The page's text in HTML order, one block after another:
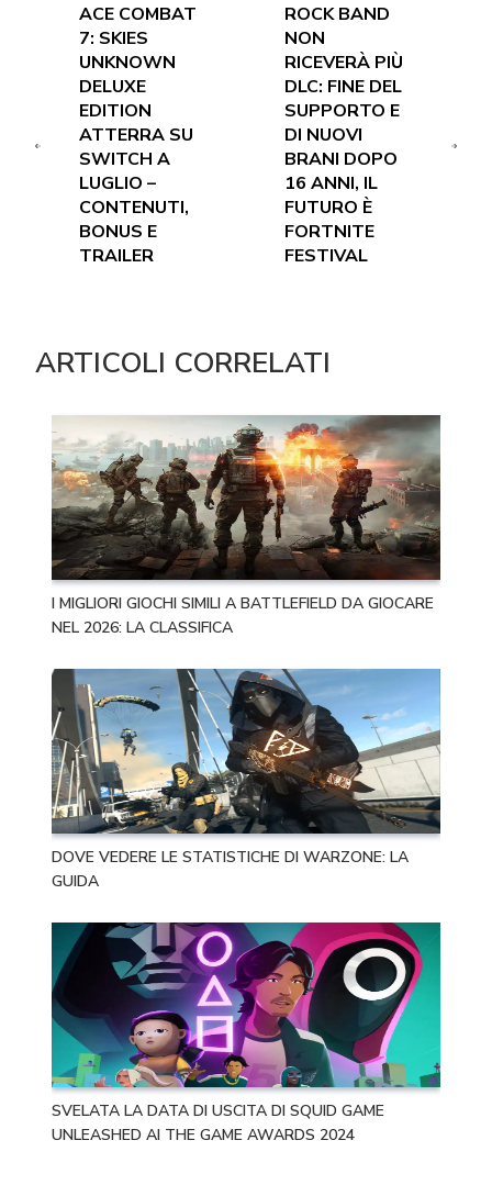
ACE COMBAT
7: SKIES
UNKNOWN
DELUXE
EDITION
ATTERRA SU
SWITCH A
LUGLIO –
CONTENUTI,
BONUS E
TRAILER
ROCK BAND
NON
RICEVERÀ PIÙ
DLC: FINE DEL
SUPPORTO E
DI NUOVI
BRANI DOPO
16 ANNI, IL
FUTURO È
FORTNITE
FESTIVAL
ARTICOLI CORRELATI
I MIGLIORI GIOCHI SIMILI A BATTLEFIELD DA GIOCARE
NEL 2026: LA CLASSIFICA
DOVE VEDERE LE STATISTICHE DI WARZONE: LA
GUIDA
SVELATA LA DATA DI USCITA DI SQUID GAME
UNLEASHED AI THE GAME AWARDS 2024